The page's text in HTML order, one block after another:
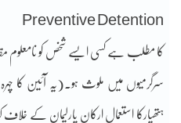
Preventive Detention
کا مطلب ہے کسی ایسے شخص کو نامعلوم
سرگرمیوں میں ملوث ہو۔(یہ آئین کا
ہتھیارکا استعمال ارکانِ پارلیمان کے خلاف